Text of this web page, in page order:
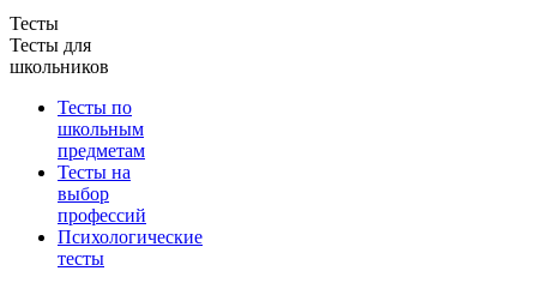
Тесты
Тесты для
школьников
Тесты по
школьным
предметам
Тесты на
выбор
профессий
Психологические
тесты